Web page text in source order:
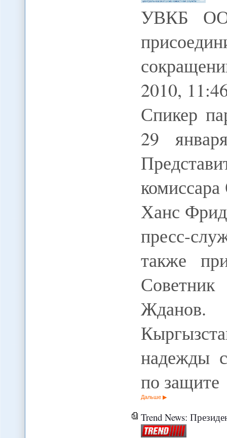
УВКБ
2010,
Спикер
29
Ханс
пресс-
также
Жданов.
надежды
по
Дальше
Trend News: Президент